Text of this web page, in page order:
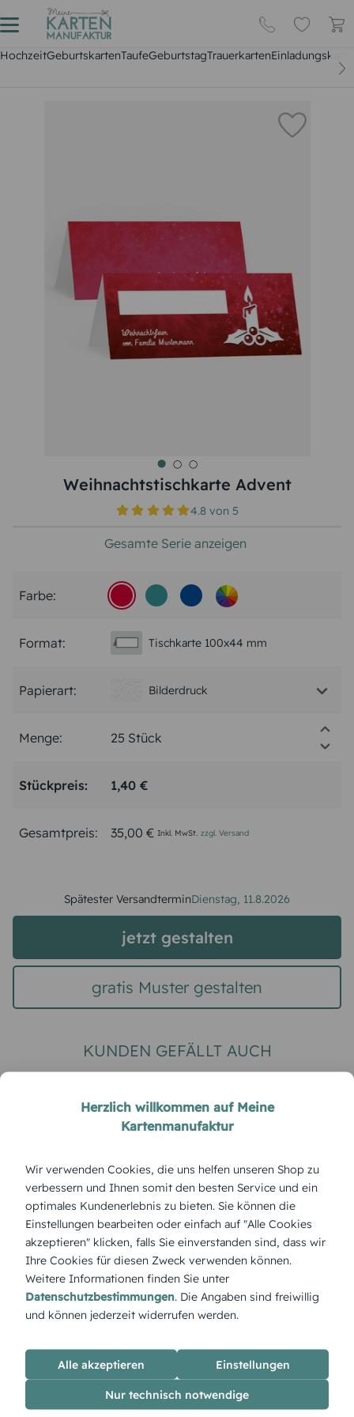
HochzeitGeburtskartenTaufeGeburtstagTrauerkarten
Weihnachtstischkarte Advent
4.8 von5
Gesamte Serie anzeigen
Farbe:
Format: Tischkarte 100x44 mm
Papierart: Bilderdruck
Menge:
Stückpreis: 1,40 €
Gesamtpreis: 35,00 € Inkl. MwSt. zzgl. Versand
Spätester VersandterminDienstag, 11.8.2026
jetzt gestalten
gratis Muster gestalten
KUNDEN GEFÄLLT AUCH
WEIHNACHTEN
Weihnachtstischkarte
Weihnachtskranz
Tischkarte
fröhliche Winterzeit
Produktbeschreibung
'Advent' – stimmungsvolles Motiv mit Elementen der
Vorweihnachtszeit, das Vorfreude und Besinnlichkeit
Herzlich willkommen auf Meine
Kartenmanufaktur
Wir verwenden Cookies, die uns helfen unseren Shop zu
verbessern und Ihnen somit den besten Service und ein
optimales Kundenerlebnis zu bieten. Sie können die
Einstellungen bearbeiten oder einfach auf "Alle Cookies
akzeptieren" klicken, falls Sie einverstanden sind, dass wir
Ihre Cookies für diesen Zweck verwenden können.
Weitere Informationen finden Sie unter
Datenschutzbestimmungen. Die Angaben sind freiwillig
und können jederzeit widerrufen werden.
Alle akzeptieren Einstellungen
Nur technisch notwendige